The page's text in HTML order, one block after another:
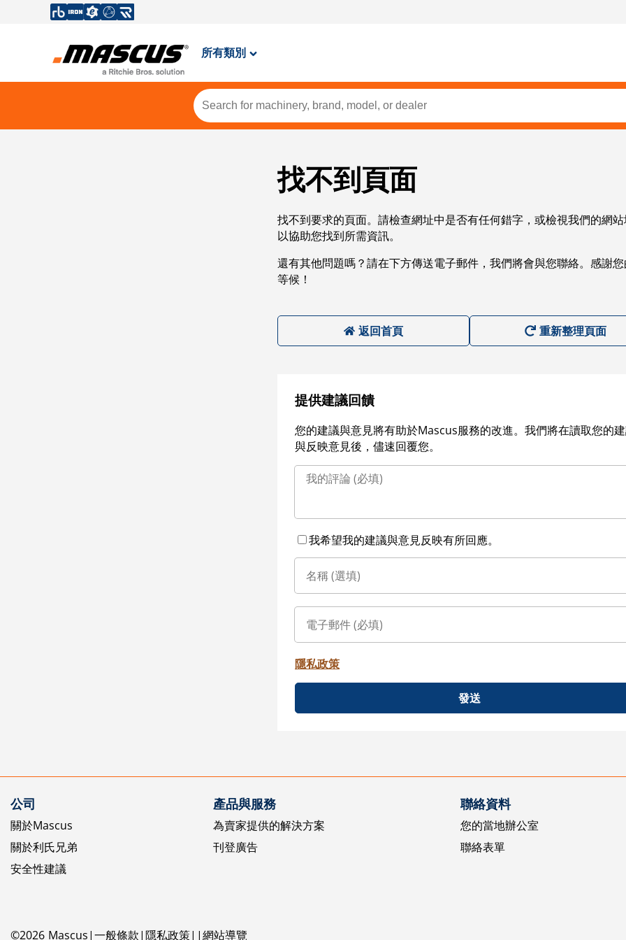
所有類別
找不到頁面
找不到要求的頁面。請檢查網址中是否有任何錯字，或檢視我們的網
以協助您找到所需資訊。
還有其他問題嗎？請在下方傳送電子郵件，我們將會與您聯絡。感謝
等候！
返回首頁 重新整理頁面
提供建議回饋
您的建議與意見將有助於Mascus服務的改進。我們將在讀取您的
與反映意見後，儘速回覆您。
我希望我的建議與意見反映有所回應。
隱私政策
發送
公司
關於Mascus
關於利氏兄弟
安全性建議
產品與服務
為賣家提供的解決方案
刊登廣告
聯絡資料
您的當地辦公室
聯絡表單
©2026 Mascus 一般條款 隱私政策 網站導覽